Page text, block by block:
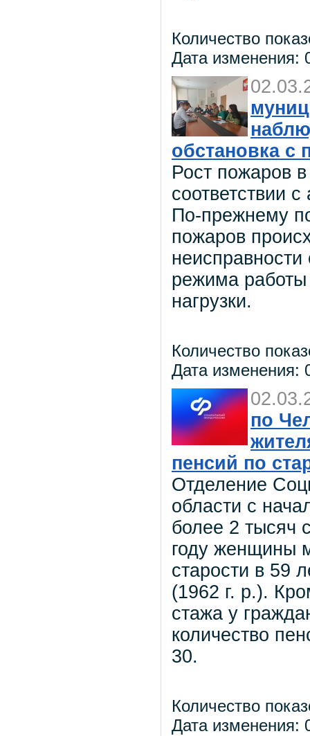
Количество
Дата изменения:
обстановка с
Рост пожаров
соответствии
По-прежнему
пожаров
неисправности
режима работы
нагрузки.
Количество
Дата изменения:
по
пенсий по
Отделение
области с
более 2 тысяч
году женщины
старости в 59
(1962 г. р.).
стажа у
количество
30.
Количество
Дата изменения: